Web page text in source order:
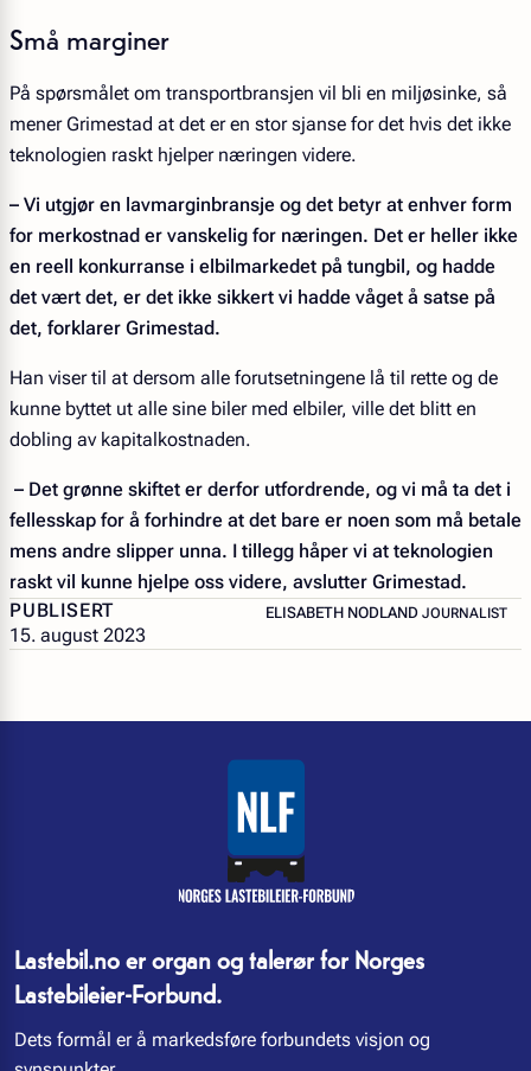
Små marginer
På spørsmålet om transportbransjen vil bli en miljøsinke, så
mener Grimestad at det er en stor sjanse for det hvis det ikke
teknologien raskt hjelper næringen videre.
– Vi utgjør en lavmarginbransje og det betyr at enhver form
for merkostnad er vanskelig for næringen. Det er heller ikke
en reell konkurranse i elbilmarkedet på tungbil, og hadde
det vært det, er det ikke sikkert vi hadde våget å satse på
det, forklarer Grimestad.
Han viser til at dersom alle forutsetningene lå til rette og de
kunne byttet ut alle sine biler med elbiler, ville det blitt en
dobling av kapitalkostnaden.
– Det grønne skiftet er derfor utfordrende, og vi må ta det i
fellesskap for å forhindre at det bare er noen som må betale
mens andre slipper unna. I tillegg håper vi at teknologien
raskt vil kunne hjelpe oss videre, avslutter Grimestad.
PUBLISERT
15. august 2023
ELISABETH NODLAND – JOURNALIST
JOURNALIST
Lastebil.no er organ og talerør for Norges
Lastebileier-Forbund.
Dets formål er å markedsføre forbundets visjon og